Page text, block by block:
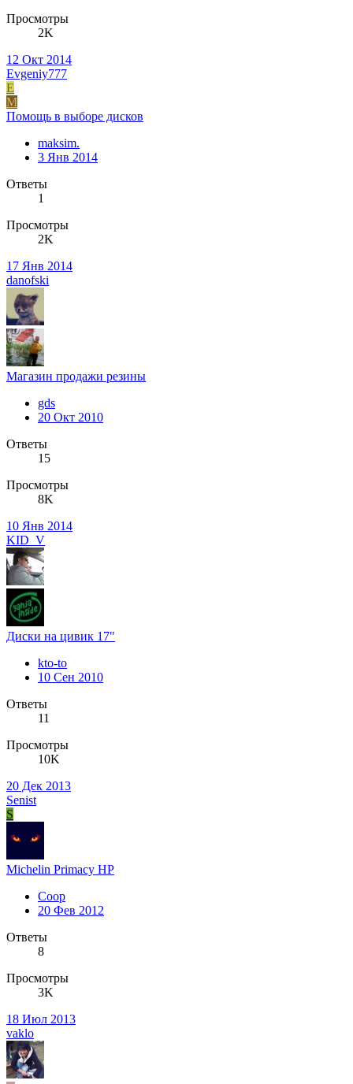
Просмотры
2K
12 Окт 2014
Evgeniy777
E
M
Помощь в выборе дисков
maksim.
3 Янв 2014
Ответы
1
Просмотры
2K
17 Янв 2014
danofski
Магазин продажи резины
gds
20 Окт 2010
Ответы
15
Просмотры
8K
10 Янв 2014
KID_V
Диски на цивик 17"
kto-to
10 Сен 2010
Ответы
11
Просмотры
10K
20 Дек 2013
Senist
S
Michelin Primacy HP
Coop
20 Фев 2012
Ответы
8
Просмотры
3K
18 Июл 2013
vaklo